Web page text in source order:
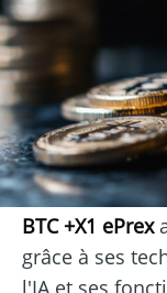
BTC +X1 ePrex
grâce à ses